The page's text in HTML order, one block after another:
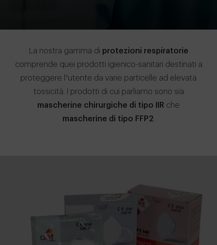
La nostra gamma di protezioni respiratorie
comprende quei prodotti igienico-sanitari destinati a
proteggere l’utente da varie particelle ad elevata
tossicità. I prodotti di cui parliamo sono sia
mascherine chirurgiche di tipo IIR che
mascherine di tipo FFP2